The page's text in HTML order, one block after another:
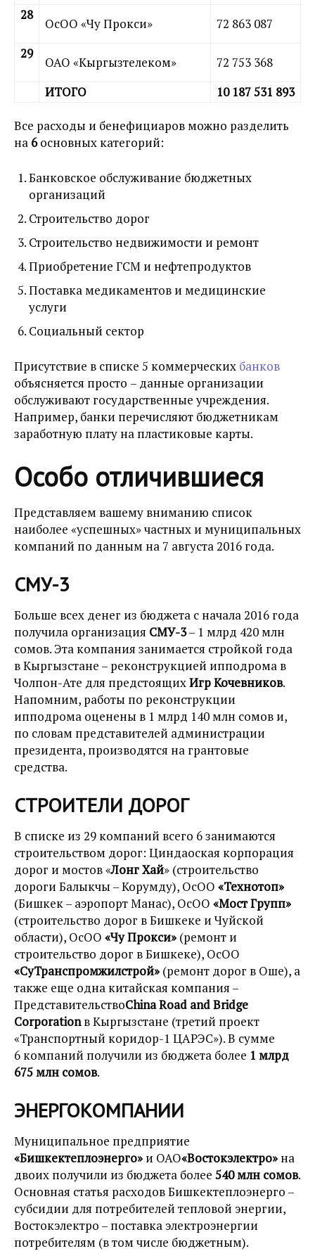
28
ОсОО «Чу Прокси»
72 863 087
29
ОАО «Кыргызтелеком»
72 753 368
ИТОГО
10 187 531 893
Все расходы и бенефициаров можно разделить
на 6основных категорий:
Банковское обслуживание бюджетных
организаций
Строительство дорог
Строительство недвижимости и ремонт
Приобретение ГСМ и нефтепродуктов
Поставка медикаментов и медицинские
услуги
Социальный сектор
Присутствие в списке 5 коммерческих банков
объясняется просто – данные организации
обслуживают государственные учреждения.
Например, банки перечисляют бюджетникам
заработную плату на пластиковые карты.
Особо отличившиеся
Представляем вашему вниманию список
наиболее «успешных» частных и муниципальных
компаний по данным на 7 августа 2016 года.
СМУ-3
Больше всех денег из бюджета с начала 2016 года
получила организация СМУ-3– 1 млрд 420 млн
сомов. Эта компания занимается стройкой года
в Кыргызстане – реконструкцией ипподрома в
Чолпон-Ате для предстоящихИгр Кочевников.
Напомним, работы по реконструкции
ипподрома оценены в 1 млрд 140 млн сомов и,
по словам представителей администрации
президента, производятся на грантовые
средства.
СТРОИТЕЛИ ДОРОГ
В списке из 29 компаний всего 6 занимаются
строительством дорог: Циндаоская корпорация
дорог и мостов «Лонг Хай» (строительство
дороги Балыкчы – Корумду), ОсОО «Технотоп»
(Бишкек – аэропорт Манас), ОсОО «Мост Групп»
(строительство дорог в Бишкеке и Чуйской
области), ОсОО «Чу Прокси»(ремонт и
строительство дорог в Бишкеке), ОсОО
«СуТранспромжилстрой»(ремонт дорог в Оше), а
также еще одна китайская компания –
ПредставительствоChina Road and Bridge
Corporationв Кыргызстане (третий проект
«Транспортный коридор-1 ЦАРЭС»). В сумме
6 компаний получили из бюджета более 1 млрд
675 млн сомов.
ЭНЕРГОКОМПАНИИ
Муниципальное предприятие
«Бишкектеплоэнерго»и ОАО«Востокэлектро»на
двоих получили из бюджета более 540 млн сомов.
Основная статья расходов Бишкектеплоэнерго –
субсидии для потребителей тепловой энергии,
Востокэлектро – поставка электроэнергии
потребителям (в том числе бюджетным).